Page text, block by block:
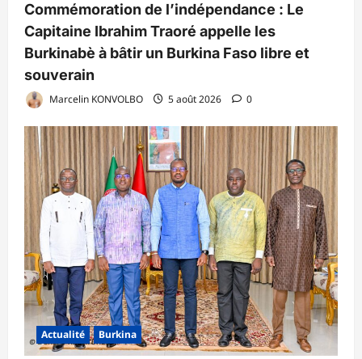
Commémoration de l’indépendance : Le
Capitaine Ibrahim Traoré appelle les
Burkinabè à bâtir un Burkina Faso libre et
souverain
Marcelin KONVOLBO 5 août 2026 0
Actualité Burkina